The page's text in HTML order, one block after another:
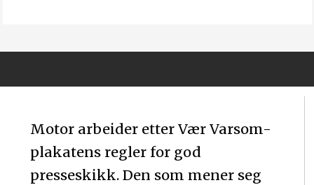
Motor arbeider etter Vær Varsom-
plakatens regler for god
presseskikk. Den som mener seg